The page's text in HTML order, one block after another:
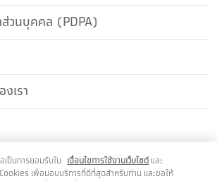
วนบุคคล (PDPA)
เรา
เป็นการยอมรับใน เงื่อนไขการใช้งานเว็บไซต์ และ
เพื่อมอบบริการที่ดีที่สุดสำหรับท่าน และขอให้